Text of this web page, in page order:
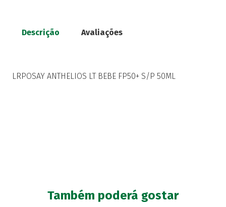
Descrição Avaliações
LRPOSAY ANTHELIOS LT BEBE FP50+ S/P 50ML
Também poderá gostar